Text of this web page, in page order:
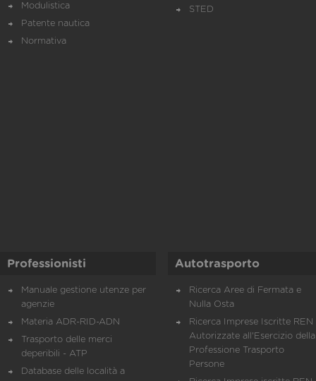
Modulistica
Patente nautica
Normativa
STED
Professionisti
Manuale gestione utenze per
agenzie
Materia ADR-RID-ADN
Trasporto delle merci
deperibili - ATP
Database delle località a
Autotrasporto
Ricerca Aree di Fermata e
Nulla Osta
Ricerca Imprese Iscritte REN
Autorizzate all'Esercizio della
Professione Trasporto
Persone